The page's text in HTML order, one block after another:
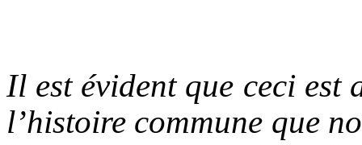
Il est évident que ceci est
l’histoire commune que